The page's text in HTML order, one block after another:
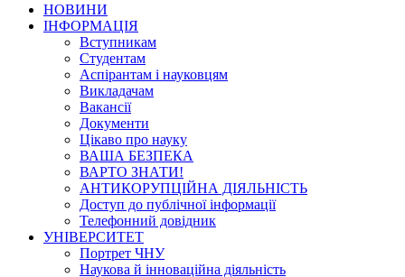
НОВИНИ
ІНФОРМАЦІЯ
Вступникам
Студентам
Аспірантам і науковцям
Викладачам
Вакансії
Документи
Цікаво про науку
ВАША БЕЗПЕКА
ВАРТО ЗНАТИ!
АНТИКОРУПЦІЙНА ДІЯЛЬНІСТЬ
Доступ до публічної інформації
Телефонний довідник
УНІВЕРСИТЕТ
Портрет ЧНУ
Наукова й інноваційна діяльність